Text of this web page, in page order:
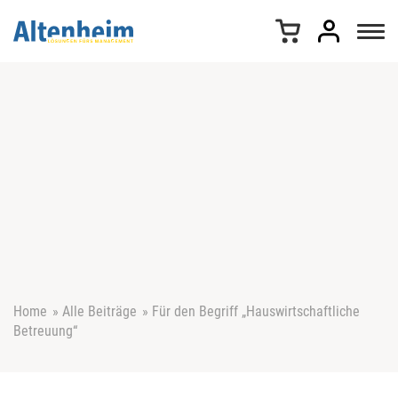
Home » Alle Beiträge » Für den Begriff „Hauswirtschaftliche
Betreuung“